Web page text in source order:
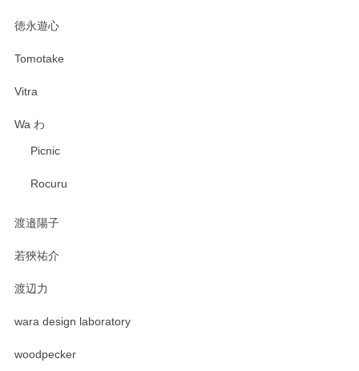
徳永遊心
Tomotake
Vitra
Wa わ
Picnic
Rocuru
渡邉陽子
若狹祐介
渡辺力
wara design laboratory
woodpecker